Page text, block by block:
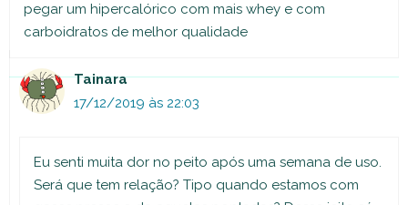
pegar um hipercalórico com mais whey e com
carboidratos de melhor qualidade
Tainara
17/12/2019 às 22:03
Eu senti muita dor no peito após uma semana de uso.
Será que tem relação? Tipo quando estamos com